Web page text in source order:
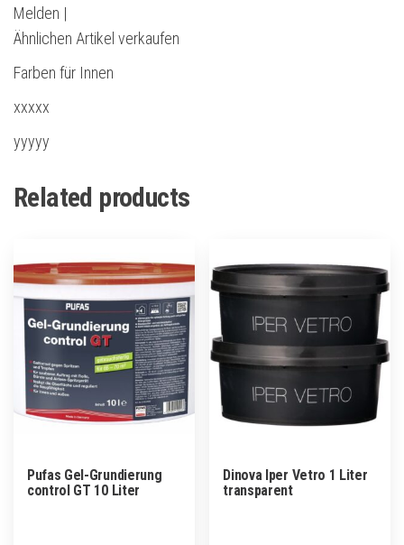
Melden |
Ähnlichen Artikel verkaufen
Farben für Innen
xxxxx
yyyyy
Related products
Pufas Gel-Grundierung
control GT 10 Liter
Dinova Iper Vetro 1 Liter
transparent